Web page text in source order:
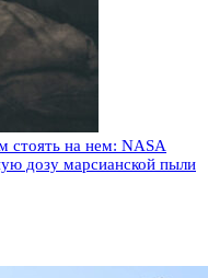
стоять на нем: NASA
дозу марсианской пыли